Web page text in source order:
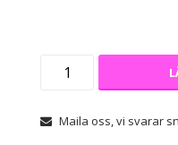
Maila oss, vi svarar